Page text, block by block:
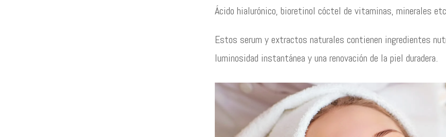
Ácido hialurónico, bioretinol cóctel de vitaminas, minerales
Estos serum y extractos naturales contienen ingredientes
luminosidad instantánea y una renovación de la piel duradera.